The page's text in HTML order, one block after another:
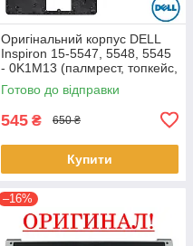
Оригінальний корпус DELL
Inspiron 15-5547, 5548, 5545
- 0K1M13 (палмрест, топкейс,
верх)
Готово до відправки
545 ₴ 650 ₴
Купити
–16%